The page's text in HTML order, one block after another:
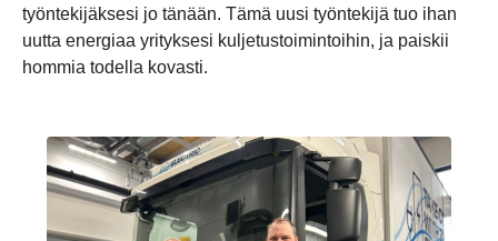
työntekijäksesi jo tänään. Tämä uusi työntekijä tuo ihan
uutta energiaa yrityksesi kuljetustoimintoihin, ja paiskii
hommia todella kovasti.